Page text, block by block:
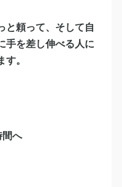
と頼って、そして自
手を差し伸べる人に
。
間へ